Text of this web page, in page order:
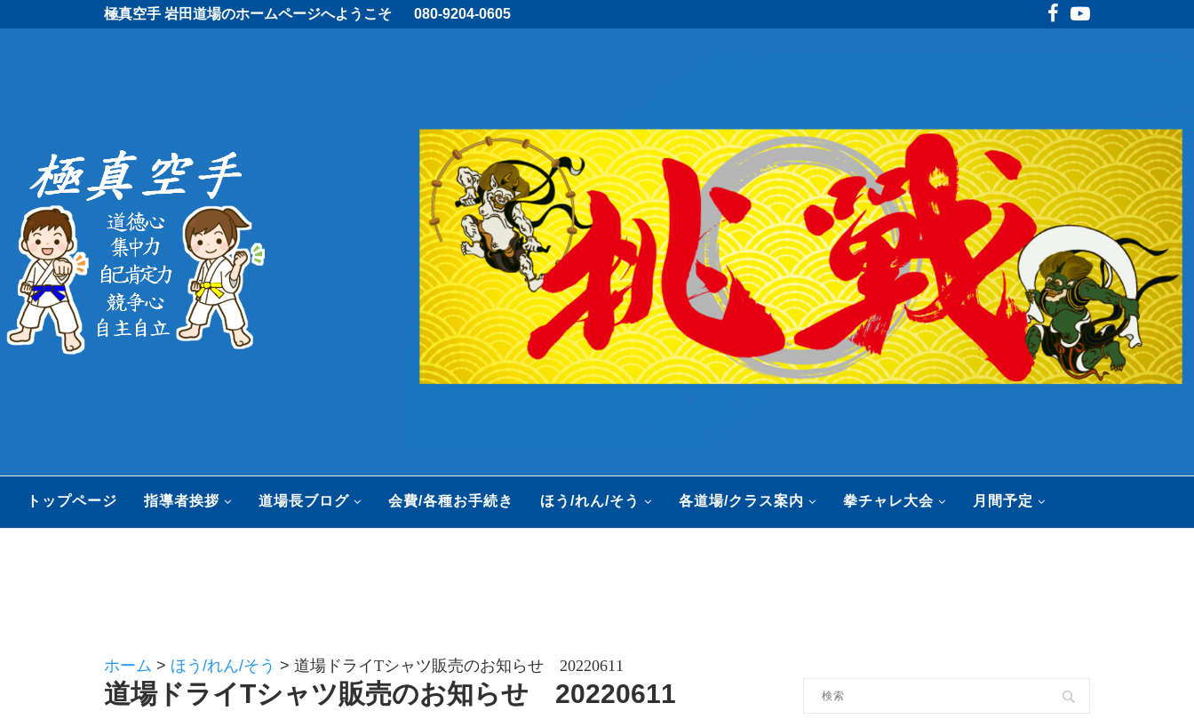
極真空手 岩田道場のホームページへようこそ 080-9204-0605
トップページ 指導者挨拶 道場長ブログ 会費/各種お手続き ほう/れん/そう 各道場/クラス案内 拳チャレ大会 月間予定
ホーム > ほう/れん/そう > 道場ドライTシャツ販売のお知らせ 20220611
道場ドライTシャツ販売のお知らせ 20220611